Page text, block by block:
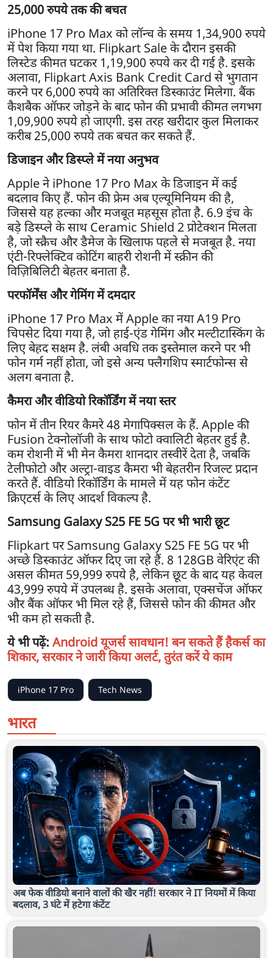
25,000 रुपये तक की बचत
iPhone 17 Pro Max को लॉन्च के समय 1,34,900 रुपये
में पेश किया गया था. Flipkart Sale के दौरान इसकी
लिस्टेड कीमत घटकर 1,19,900 रुपये कर दी गई है. इसके
अलावा, Flipkart Axis Bank Credit Card से भुगतान
करने पर 6,000 रुपये का अतिरिक्त डिस्काउंट मिलेगा. बैंक
कैशबैक ऑफर जोड़ने के बाद फोन की प्रभावी कीमत लगभग
1,09,900 रुपये हो जाएगी. इस तरह खरीदार कुल मिलाकर
करीब 25,000 रुपये तक बचत कर सकते हैं.
डिजाइन और डिस्प्ले में नया अनुभव
Apple ने iPhone 17 Pro Max के डिजाइन में कई
बदलाव किए हैं. फोन की फ्रेम अब एल्यूमिनियम की है,
जिससे यह हल्का और मजबूत महसूस होता है. 6.9 इंच के
बड़े डिस्प्ले के साथ Ceramic Shield 2 प्रोटेक्शन मिलता
है, जो स्क्रैच और डैमेज के खिलाफ पहले से मजबूत है. नया
एंटी-रिफ्लेक्टिव कोटिंग बाहरी रोशनी में स्क्रीन की
विज़िबिलिटी बेहतर बनाता है.
परफॉर्मेंस और गेमिंग में दमदार
iPhone 17 Pro Max में Apple का नया A19 Pro
चिपसेट दिया गया है, जो हाई-एंड गेमिंग और मल्टीटास्किंग के
लिए बेहद सक्षम है. लंबी अवधि तक इस्तेमाल करने पर भी
फोन गर्म नहीं होता, जो इसे अन्य फ्लैगशिप स्मार्टफोन्स से
अलग बनाता है.
कैमरा और वीडियो रिकॉर्डिंग में नया स्तर
फोन में तीन रियर कैमरे 48 मेगापिक्सल के हैं. Apple की
Fusion टेक्नोलॉजी के साथ फोटो क्वालिटी बेहतर हुई है.
कम रोशनी में भी मेन कैमरा शानदार तस्वीरें देता है, जबकि
टेलीफोटो और अल्ट्रा-वाइड कैमरा भी बेहतरीन रिजल्ट प्रदान
करते हैं. वीडियो रिकॉर्डिंग के मामले में यह फोन कंटेंट
क्रिएटर्स के लिए आदर्श विकल्प है.
Samsung Galaxy S25 FE 5G पर भी भारी छूट
Flipkart पर Samsung Galaxy S25 FE 5G पर भी
अच्छे डिस्काउंट ऑफर दिए जा रहे हैं. 8 128GB वेरिएंट की
असल कीमत 59,999 रुपये है, लेकिन छूट के बाद यह केवल
43,999 रुपये में उपलब्ध है. इसके अलावा, एक्सचेंज ऑफर
और बैंक ऑफर भी मिल रहे हैं, जिससे फोन की कीमत और
भी कम हो सकती है.
ये भी पढ़ें: Android यूजर्स सावधान! बन सकते हैं हैकर्स का
शिकार, सरकार ने जारी किया अलर्ट, तुरंत करें ये काम
iPhone 17 Pro Tech News
भारत
अब फेक वीडियो बनाने वालों की खैर नहीं! सरकार ने IT नियमों में किया
बदलाव, 3 घंटे में हटेगा कंटेंट